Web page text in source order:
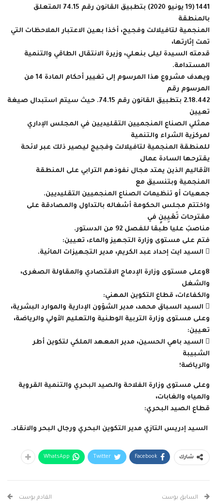
1441 (19 يونيو 2020) بتطبيق القانون رقم 74.15 المتعلق
بالمنطقة
المنجمية لتافيلالت وفجيج، أخذا بعين الاعتبار الملاحظات التي
تمت إثارتها،
قدمته السيدة ليلى بنعلي، وزيرة الانتقال الطاقي والتنمية
المستدامة.
ويهدف مشروع هذا المرسوم إلى تغيير أحكام المادة 14 من
المرسوم رقم
2.18.442 بتطبيق القانون رقم 74.15. حيث سيتم استبدال صيغة
تعيين
ممثلي الصناع المنجميين التقليديين في المجلس الإداري
لمركزية الشراء والتنمية
للمنطقة المنجمية لتافيلالت وفجيج ليصير ذلك عبر لائحة
يقترحها السادة عمال
الأقاليم الذين يمتد مجال نفوذهم الترابي على المنطقة
المنجمية وبتنسيق مع
جمعيات أو تنظيمات الصناع المنجميين التقليديين.
واختتم مجلس الحكومة أشغاله بالتداول والمصادقة على
مقترحات تَعْيِينٍ في
مناصبَ عليا طبقا للفصل 92 من الدستور.
فتم على مستوى وزارة التجهيز والماء، تعيين:
 السيد ايت إحداد عبد الكريم، مدير التجهيزات المائية.
8وعلى مستوى وزارة الإدماج الاقتصادي والمقاولة الصغرى،
والشغل
والكفاءات، قطاع التكوين المهني:
 السيد السباق محمد، مدير الشؤون الإدارية والموارد البشرية،
وعلى مستوى وزارة التربية الوطنية والتعليم الأولي والرياضة،
تعيين:
 السيد باهي الحسين، مدير المعهد الملكي لتكوين أطر
الشبيبة
والرياضة؛
وعلى مستوى وزارة الفلاحة والصيد البحري والتنمية القروية
والمياه والغابات،
قطاع الصيد البحري:
السيد إدريس التازي مدير التكوين البحري ورجال البحر والانقاد.
شارك Facebook
Twitter
WhatsApp
السابق بوست القادم بوست